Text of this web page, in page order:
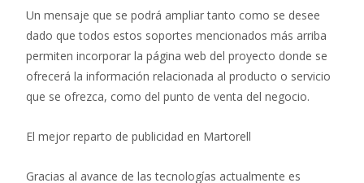
Un mensaje que se podrá ampliar tanto como se desee
dado que todos estos soportes mencionados más arriba
permiten incorporar la página web del proyecto donde se
ofrecerá la información relacionada al producto o servicio
que se ofrezca, como del punto de venta del negocio.
El mejor reparto de publicidad en Martorell
Gracias al avance de las tecnologías actualmente es